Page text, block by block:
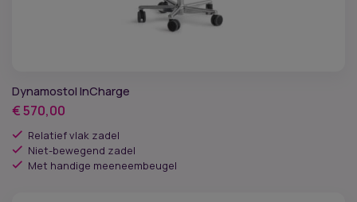
Dynamostol InCharge
€570,00
Relatief vlak zadel
Niet-bewegend zadel
Met handige meeneembeugel